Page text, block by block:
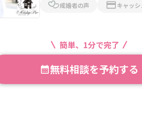
成婚者の声 キャッシ
簡単、1分で完了
無料相談を予約する